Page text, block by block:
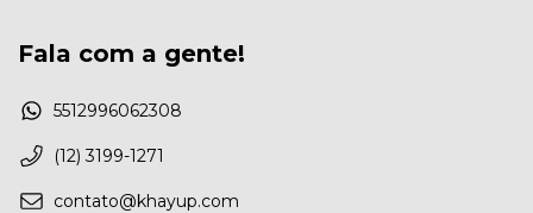
Fala com a gente!
5512996062308
(12) 3199-1271
contato@khayup.com